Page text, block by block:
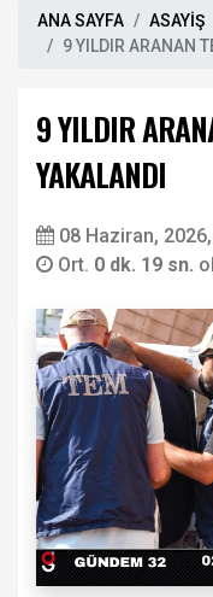
ANA SAYFA
ASAYİŞ
9 YILDIR ARANAN
9 YILDIR
YAKALANDI
08 Haziran,
Ort. 0 dk. 19 sn.